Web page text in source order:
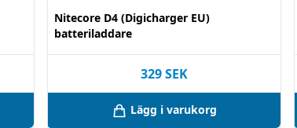
Nitecore D4 (Digicharger EU)
batteriladdare
329SEK
Lägg i varukorg